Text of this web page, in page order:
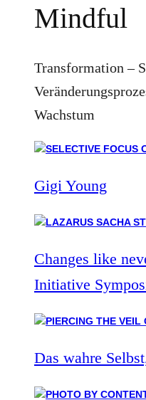
Mindful
Transformation –
Wachstum
Gigi Young
Changes like
Initiative
Das wahre